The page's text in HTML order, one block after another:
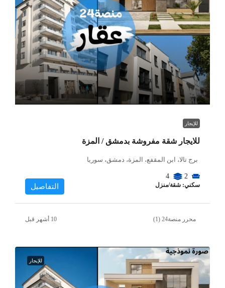
للإيجار
للايجار شقة مفروشة بدمشق / المزة
برج تالا، ابن المقفع، المزة، دمشق، سوريا
2
4
سكني: شقة/منزل التفاصيل
محرر منصة24 (1)
للإيجار